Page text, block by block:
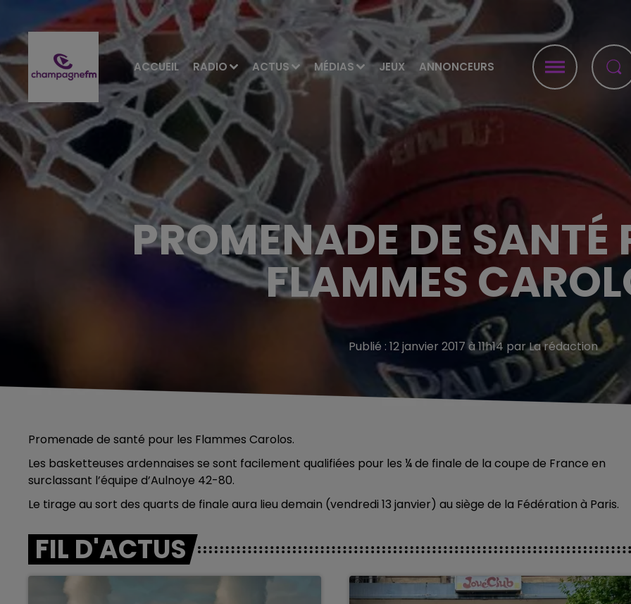
ACCUEIL RADIO ACTUS MÉDIAS JEUX ANNONCEURS
PROMENADE DE SANTÉ
FLAMMES
Publié : 12 janvier 2017 à 11h14 par La rédaction
Promenade de santé pour les Flammes Carolos.
Les basketteuses ardennaises se sont facilement qualifiées pour les ¼ de finale de la coupe de France en
surclassant l’équipe d’Aulnoye 42-80.
Le tirage au sort des quarts de finale aura lieu demain (vendredi 13 janvier) au siège de la Fédération à Paris.
FIL D'ACTUS